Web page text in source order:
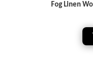
Fog Linen